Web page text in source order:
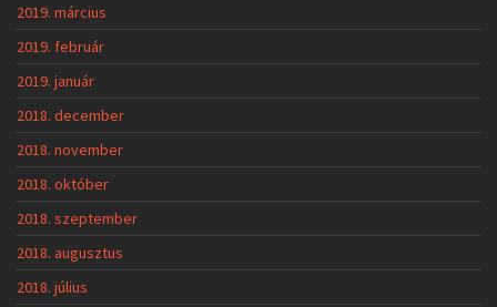
2019. március
2019. február
2019. január
2018. december
2018. november
2018. október
2018. szeptember
2018. augusztus
2018. július